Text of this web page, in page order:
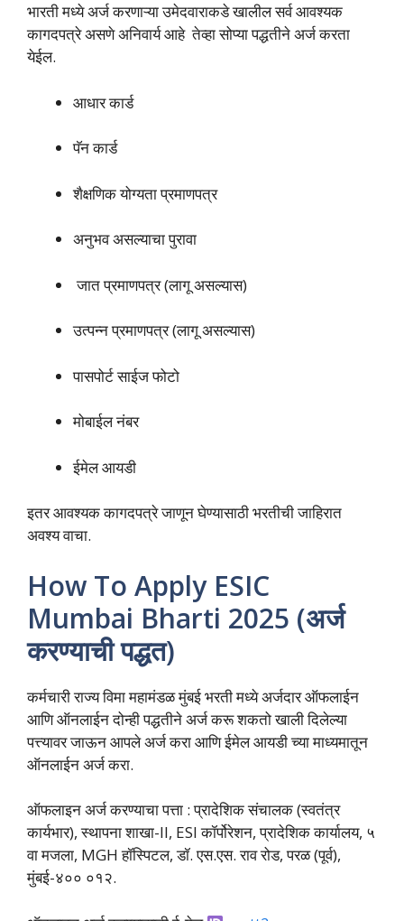
भारती मध्ये अर्ज करणाऱ्या उमेदवाराकडे खालील सर्व आवश्यक
कागदपत्रे असणे अनिवार्य आहे तेव्हा सोप्या पद्धतीने अर्ज करता
येईल.
आधार कार्ड
पॅन कार्ड
शैक्षणिक योग्यता प्रमाणपत्र
अनुभव असल्याचा पुरावा
जात प्रमाणपत्र (लागू असल्यास)
उत्पन्न प्रमाणपत्र (लागू असल्यास)
पासपोर्ट साईज फोटो
मोबाईल नंबर
ईमेल आयडी
इतर आवश्यक कागदपत्रे जाणून घेण्यासाठी भरतीची जाहिरात
अवश्य वाचा.
How To Apply ESIC
Mumbai Bharti 2025 (अर्ज
करण्याची पद्धत)
कर्मचारी राज्य विमा महामंडळ मुंबई भरती मध्ये अर्जदार ऑफलाईन
आणि ऑनलाईन दोन्ही पद्धतीने अर्ज करू शकतो खाली दिलेल्या
पत्त्यावर जाऊन आपले अर्ज करा आणि ईमेल आयडी च्या माध्यमातून
ऑनलाईन अर्ज करा.
ऑफलाइन अर्ज करण्याचा पत्ता : प्रादेशिक संचालक (स्वतंत्र
कार्यभार), स्थापना शाखा-II, ESI कॉर्पोरेशन, प्रादेशिक कार्यालय, ५
वा मजला, MGH हॉस्पिटल, डॉ. एस.एस. राव रोड, परळ (पूर्व),
मुंबई-४०० ०१२.